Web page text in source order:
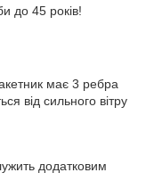
до 45 років!
має 3 ребра
від сильного вітру
додатковим